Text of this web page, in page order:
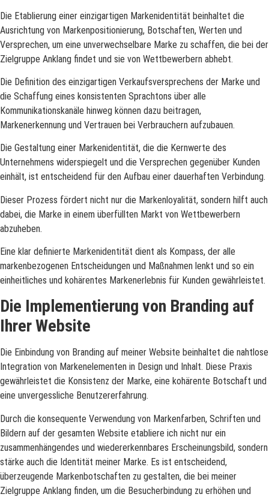
Die Etablierung einer einzigartigen Markenidentität beinhaltet die
Ausrichtung von Markenpositionierung, Botschaften, Werten und
Versprechen, um eine unverwechselbare Marke zu schaffen, die bei der
Zielgruppe Anklang findet und sie von Wettbewerbern abhebt.
Die Definition des einzigartigen Verkaufsversprechens der Marke und
die Schaffung eines konsistenten Sprachtons über alle
Kommunikationskanäle hinweg können dazu beitragen,
Markenerkennung und Vertrauen bei Verbrauchern aufzubauen.
Die Gestaltung einer Markenidentität, die die Kernwerte des
Unternehmens widerspiegelt und die Versprechen gegenüber Kunden
einhält, ist entscheidend für den Aufbau einer dauerhaften Verbindung.
Dieser Prozess fördert nicht nur die Markenloyalität, sondern hilft auch
dabei, die Marke in einem überfüllten Markt von Wettbewerbern
abzuheben.
Eine klar definierte Markenidentität dient als Kompass, der alle
markenbezogenen Entscheidungen und Maßnahmen lenkt und so ein
einheitliches und kohärentes Markenerlebnis für Kunden gewährleistet.
Die Implementierung von Branding auf
Ihrer Website
Die Einbindung von Branding auf meiner Website beinhaltet die nahtlose
Integration von Markenelementen in Design und Inhalt. Diese Praxis
gewährleistet die Konsistenz der Marke, eine kohärente Botschaft und
eine unvergessliche Benutzererfahrung.
Durch die konsequente Verwendung von Markenfarben, Schriften und
Bildern auf der gesamten Website etabliere ich nicht nur ein
zusammenhängendes und wiedererkennbares Erscheinungsbild, sondern
stärke auch die Identität meiner Marke. Es ist entscheidend,
überzeugende Markenbotschaften zu gestalten, die bei meiner
Zielgruppe Anklang finden, um die Besucherbindung zu erhöhen und